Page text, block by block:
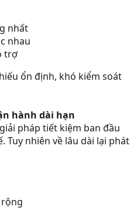
nhất
nhau
trợ
ổn định, khó kiểm soát
hành dài hạn
pháp tiết kiệm ban đầu
Tuy nhiên về lâu dài lại phát